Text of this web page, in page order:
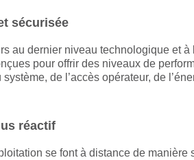
sécurisée
au dernier niveau technologique et
pour offrir des niveaux de
de l’accès opérateur, de
réactif
se font à distance de